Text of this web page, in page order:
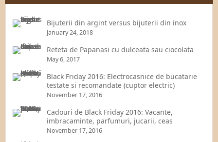
Bijuterii din argint versus bijuterii din inox
January 24, 2018
Reteta de Papanasi cu dulceata sau ciocolata
May 6, 2017
Black Friday 2016: Electrocasnice de bucatarie
testate si recomandate (cuptor electric)
November 17, 2016
Cadouri de Black Friday 2016: Vacante,
imbracaminte, parfumuri, jucarii, ceas
November 17, 2016